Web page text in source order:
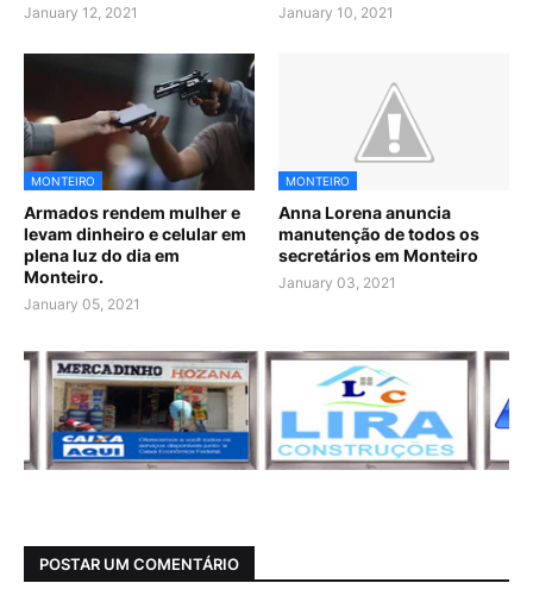
January 12, 2021 January 10, 2021
MONTEIRO
Armados rendem mulher e
levam dinheiro e celular em
plena luz do dia em
Monteiro.
January 05, 2021
MONTEIRO
Anna Lorena anuncia
manutenção de todos os
secretários em Monteiro
January 03, 2021
POSTAR UM COMENTÁRIO